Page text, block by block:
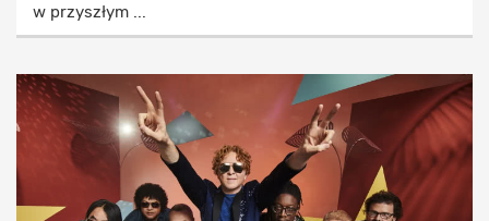
w przyszłym ...